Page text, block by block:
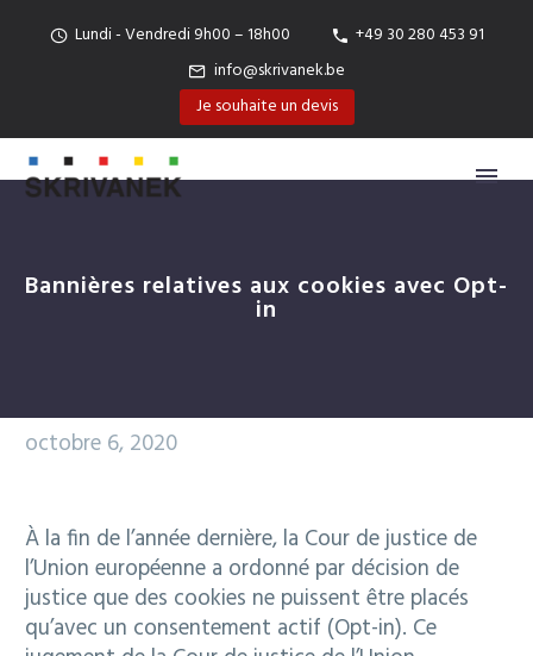
Lundi - Vendredi 9h00 – 18h00
+49 30 280 453 91
info@skrivanek.be
Je souhaite un devis
Français
Bannières relatives aux cookies avec Opt-
in
octobre 6, 2020
À la fin de l’année dernière, la Cour de justice de
l’Union européenne a ordonné par décision de
justice que des cookies ne puissent être placés
qu’avec un consentement actif (Opt-in). Ce